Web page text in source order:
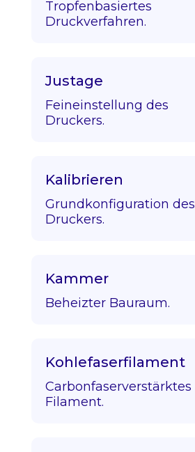
Tropfenbasiertes
Druckverfahren.
Justage
Feineinstellung des
Druckers.
Kalibrieren
Grundkonfiguration des
Druckers.
Kammer
Beheizter Bauraum.
Kohlefaserfilament
Carbonfaserverstärktes
Filament.